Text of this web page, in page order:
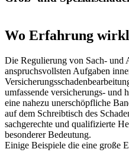
Wo Erfahrung
Die Regulierung von Sach- und
anspruchsvollsten Aufgaben
umfassende versicherungs- und
eine nahezu unerschöpfliche
auf dem Schreibtisch des
sachgerechte und qualifizierte
besonderer Bedeutung.
Einige Beispiele die eine große